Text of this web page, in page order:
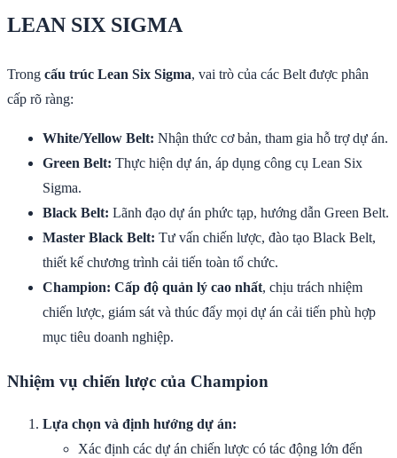
LEAN SIX SIGMA
Trong cấu trúc Lean Six Sigma, vai trò của các Belt được phân
cấp rõ ràng:
White/Yellow Belt: Nhận thức cơ bản, tham gia hỗ trợ dự án.
Green Belt: Thực hiện dự án, áp dụng công cụ Lean Six
Sigma.
Black Belt: Lãnh đạo dự án phức tạp, hướng dẫn Green Belt.
Master Black Belt: Tư vấn chiến lược, đào tạo Black Belt,
thiết kế chương trình cải tiến toàn tổ chức.
Champion: Cấp độ quản lý cao nhất, chịu trách nhiệm
chiến lược, giám sát và thúc đẩy mọi dự án cải tiến phù hợp
mục tiêu doanh nghiệp.
Nhiệm vụ chiến lược của Champion
Lựa chọn và định hướng dự án:
Xác định các dự án chiến lược có tác động lớn đến